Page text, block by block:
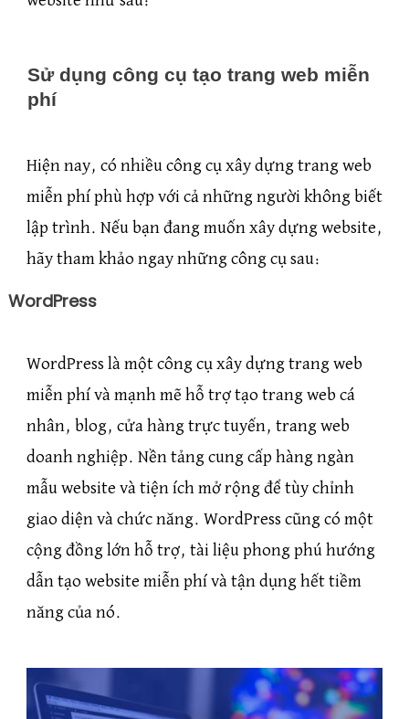
Sử dụng công cụ tạo trang web miễn
phí
Hiện nay, có nhiều công cụ xây dựng trang web
miễn phí phù hợp với cả những người không biết
lập trình. Nếu bạn đang muốn xây dựng website,
hãy tham khảo ngay những công cụ sau:
WordPress
WordPress là một công cụ xây dựng trang web
miễn phí và mạnh mẽ hỗ trợ tạo trang web cá
nhân, blog, cửa hàng trực tuyến, trang web
doanh nghiệp. Nền tảng cung cấp hàng ngàn
mẫu website và tiện ích mở rộng để tùy chỉnh
giao diện và chức năng. WordPress cũng có một
cộng đồng lớn hỗ trợ, tài liệu phong phú hướng
dẫn tạo website miễn phí và tận dụng hết tiềm
năng của nó.